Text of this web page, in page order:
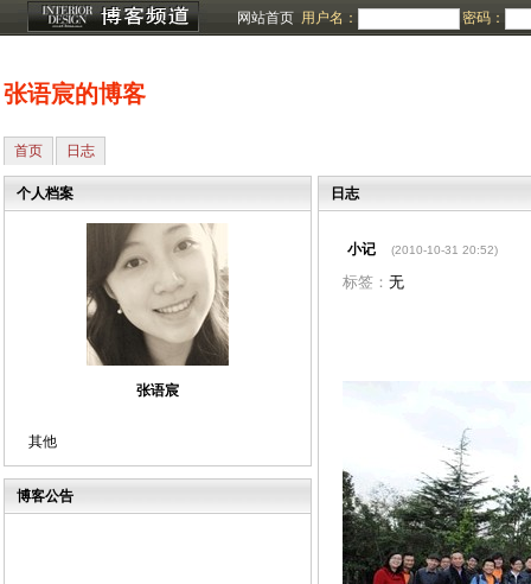
网站首页 用户名： 密码：
张语宸的博客
首页 日志
个人档案
张语宸
其他
博客公告
日志
小记 (2010-10-31 20:52)
标签： 无